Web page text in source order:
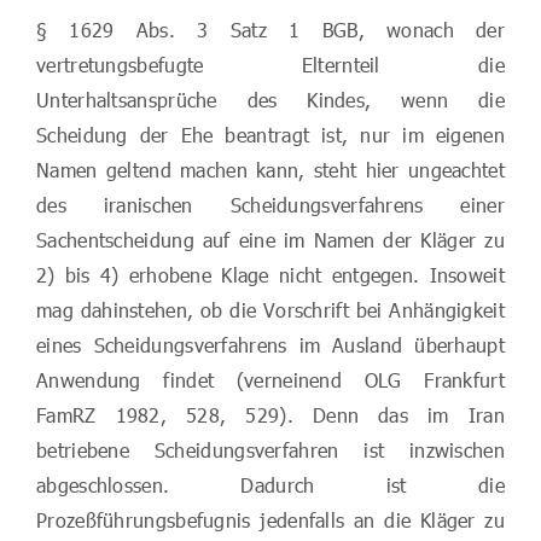
§ 1629 Abs. 3 Satz 1 BGB, wonach der
vertretungsbefugte Elternteil die
Unterhaltsansprüche des Kindes, wenn die
Scheidung der Ehe beantragt ist, nur im eigenen
Namen geltend machen kann, steht hier ungeachtet
des iranischen Scheidungsverfahrens einer
Sachentscheidung auf eine im Namen der Kläger zu
2) bis 4) erhobene Klage nicht entgegen. Insoweit
mag dahinstehen, ob die Vorschrift bei Anhängigkeit
eines Scheidungsverfahrens im Ausland überhaupt
Anwendung findet (verneinend OLG Frankfurt
FamRZ 1982, 528, 529). Denn das im Iran
betriebene Scheidungsverfahren ist inzwischen
abgeschlossen. Dadurch ist die
Prozeßführungsbefugnis jedenfalls an die Kläger zu